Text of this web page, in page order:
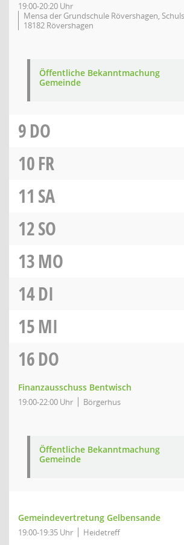
19:00-20:20 Uhr
Mensa der Grundschule Rövershagen,
18182 Rövershagen
Öffentliche Bekanntmachung
Gemeinde
9DO
10FR
11 SA
12SO
13MO
14DI
15MI
16DO
Finanzausschuss Bentwisch
19:00-22:00 Uhr Börgerhus
Öffentliche Bekanntmachung
Gemeinde
Gemeindevertretung Gelbensande
19:00-19:35 Uhr Heidetreff